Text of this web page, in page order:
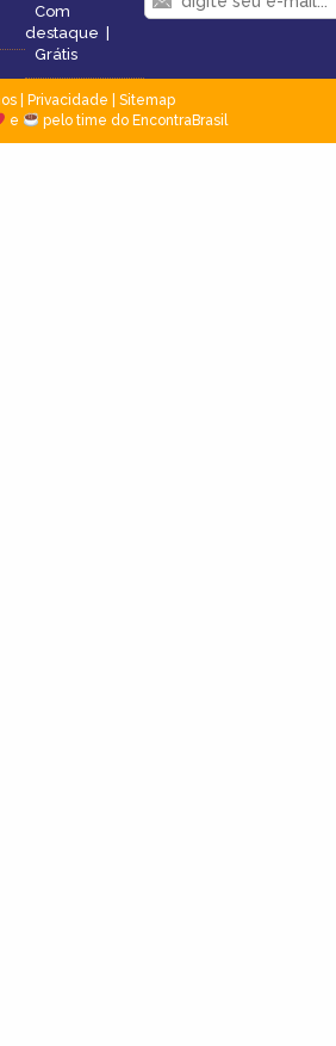
Com
destaque |
Grátis
| Privacidade
Sitemap
e pelo time do EncontraBrasil